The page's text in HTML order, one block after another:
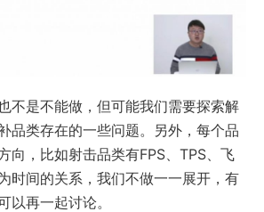
不是不能做，但可能我们需要探索解
品类存在的一些问题。另外，每个品
向，比如射击品类有FPS、TPS、飞
时间的关系，我们不做一一展开，有
以再一起讨论。